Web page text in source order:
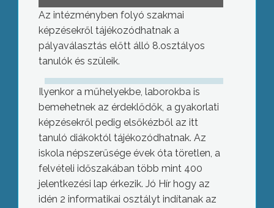
Az intézményben folyó szakmai
képzésekről tájékozódhatnak a
pályaválasztás előtt álló 8.osztályos
tanulók és szüleik.
Ilyenkor a műhelyekbe, laborokba is
bemehetnek az érdeklődők, a gyakorlati
képzésekről pedig elsőkézből az itt
tanuló diákoktól tájékozódhatnak. Az
iskola népszerűsége évek óta töretlen, a
felvételi időszakában több mint 400
jelentkezési lap érkezik. Jó Hír hogy az
idén 2 informatikai osztályt indítanak az